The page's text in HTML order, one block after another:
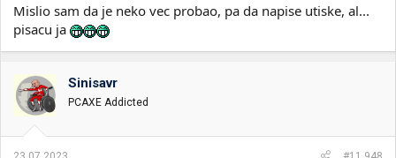
Mislio sam da je neko vec probao, pa da napise utiske, al...
pisacu ja
Sinisavr
PCAXE Addicted